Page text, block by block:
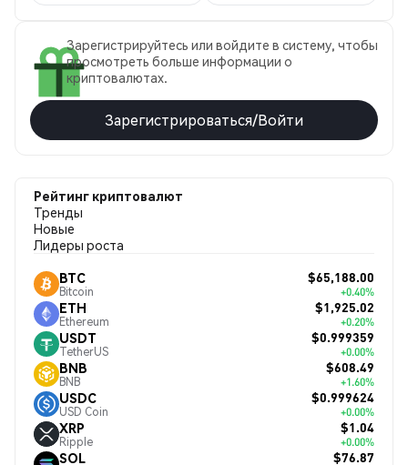
Зарегистрируйтесь или войдите в систему, чтобы
просмотреть больше информации о
криптовалютах.
Зарегистрироваться/Войти
Рейтинг криптовалют
Тренды
Новые
Лидеры роста
BTC
Bitcoin
$65,188.00
+0.40%
ETH
Ethereum
$1,925.02
+0.20%
USDT
TetherUS
$0.999359
+0.00%
BNB
BNB
$608.49
+1.60%
USDC
USD Coin
$0.999624
+0.00%
XRP
Ripple
$1.04
+0.00%
SOL $76.87